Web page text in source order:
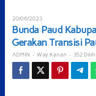
20/06/2023
ADMIN
Bunda Paud
Gerakan Transisi
ADMIN - Way Kanan - 352